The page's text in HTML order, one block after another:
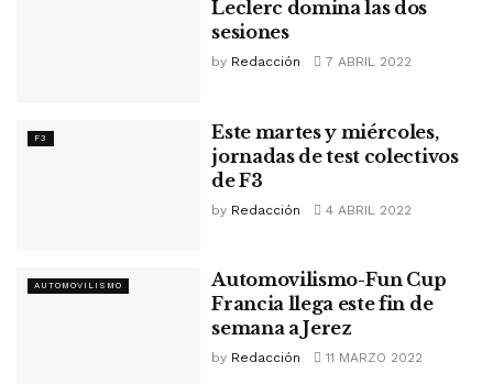
Leclerc domina las dos
sesiones
by Redacción 7 ABRIL 2022
F3
Este martes y miércoles,
jornadas de test colectivos
de F3
by Redacción 4 ABRIL 2022
AUTOMOVILISMO
Automovilismo-Fun Cup
Francia llega este fin de
semana a Jerez
by Redacción 11 MARZO 2022